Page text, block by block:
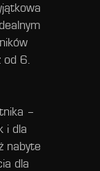
od 6.
–
i dla
nabyte
dla